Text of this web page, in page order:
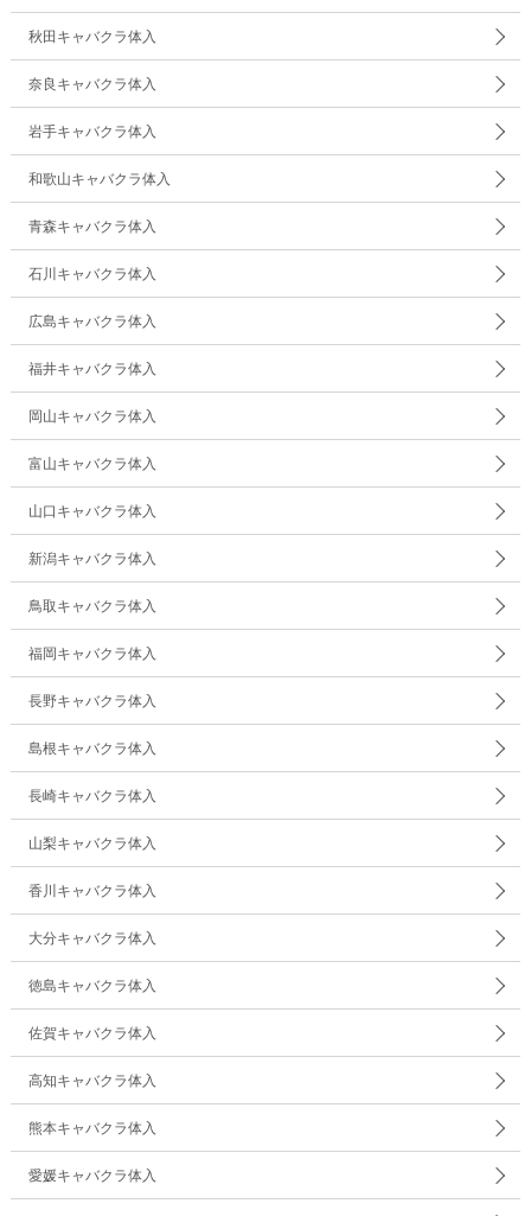
秋田キャバクラ体入
奈良キャバクラ体入
岩手キャバクラ体入
和歌山キャバクラ体入
青森キャバクラ体入
石川キャバクラ体入
広島キャバクラ体入
福井キャバクラ体入
岡山キャバクラ体入
富山キャバクラ体入
山口キャバクラ体入
新潟キャバクラ体入
鳥取キャバクラ体入
福岡キャバクラ体入
長野キャバクラ体入
島根キャバクラ体入
長崎キャバクラ体入
山梨キャバクラ体入
香川キャバクラ体入
大分キャバクラ体入
徳島キャバクラ体入
佐賀キャバクラ体入
高知キャバクラ体入
熊本キャバクラ体入
愛媛キャバクラ体入